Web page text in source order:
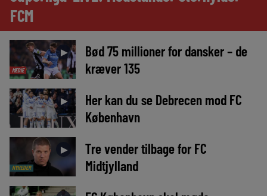
FCM
MEDIE
►
Bød 75 millioner for dansker – de
kræver 135
►
Her kan du se Debrecen mod FC
København
NYHEDER
►
Tre vender tilbage for FC
Midtjylland